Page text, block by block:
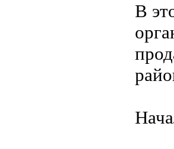
В